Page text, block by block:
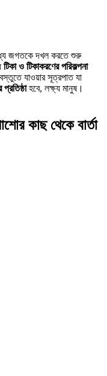
জগতকে দখল করতে শুরু
টিকা ও টিকাকরণের পরিকল্পনা
যাওয়ার সূত্রপাত যা
প্রতিষ্ঠাহবে, লক্ষ্য মানুষ।
কাছ থেকে বার্তা